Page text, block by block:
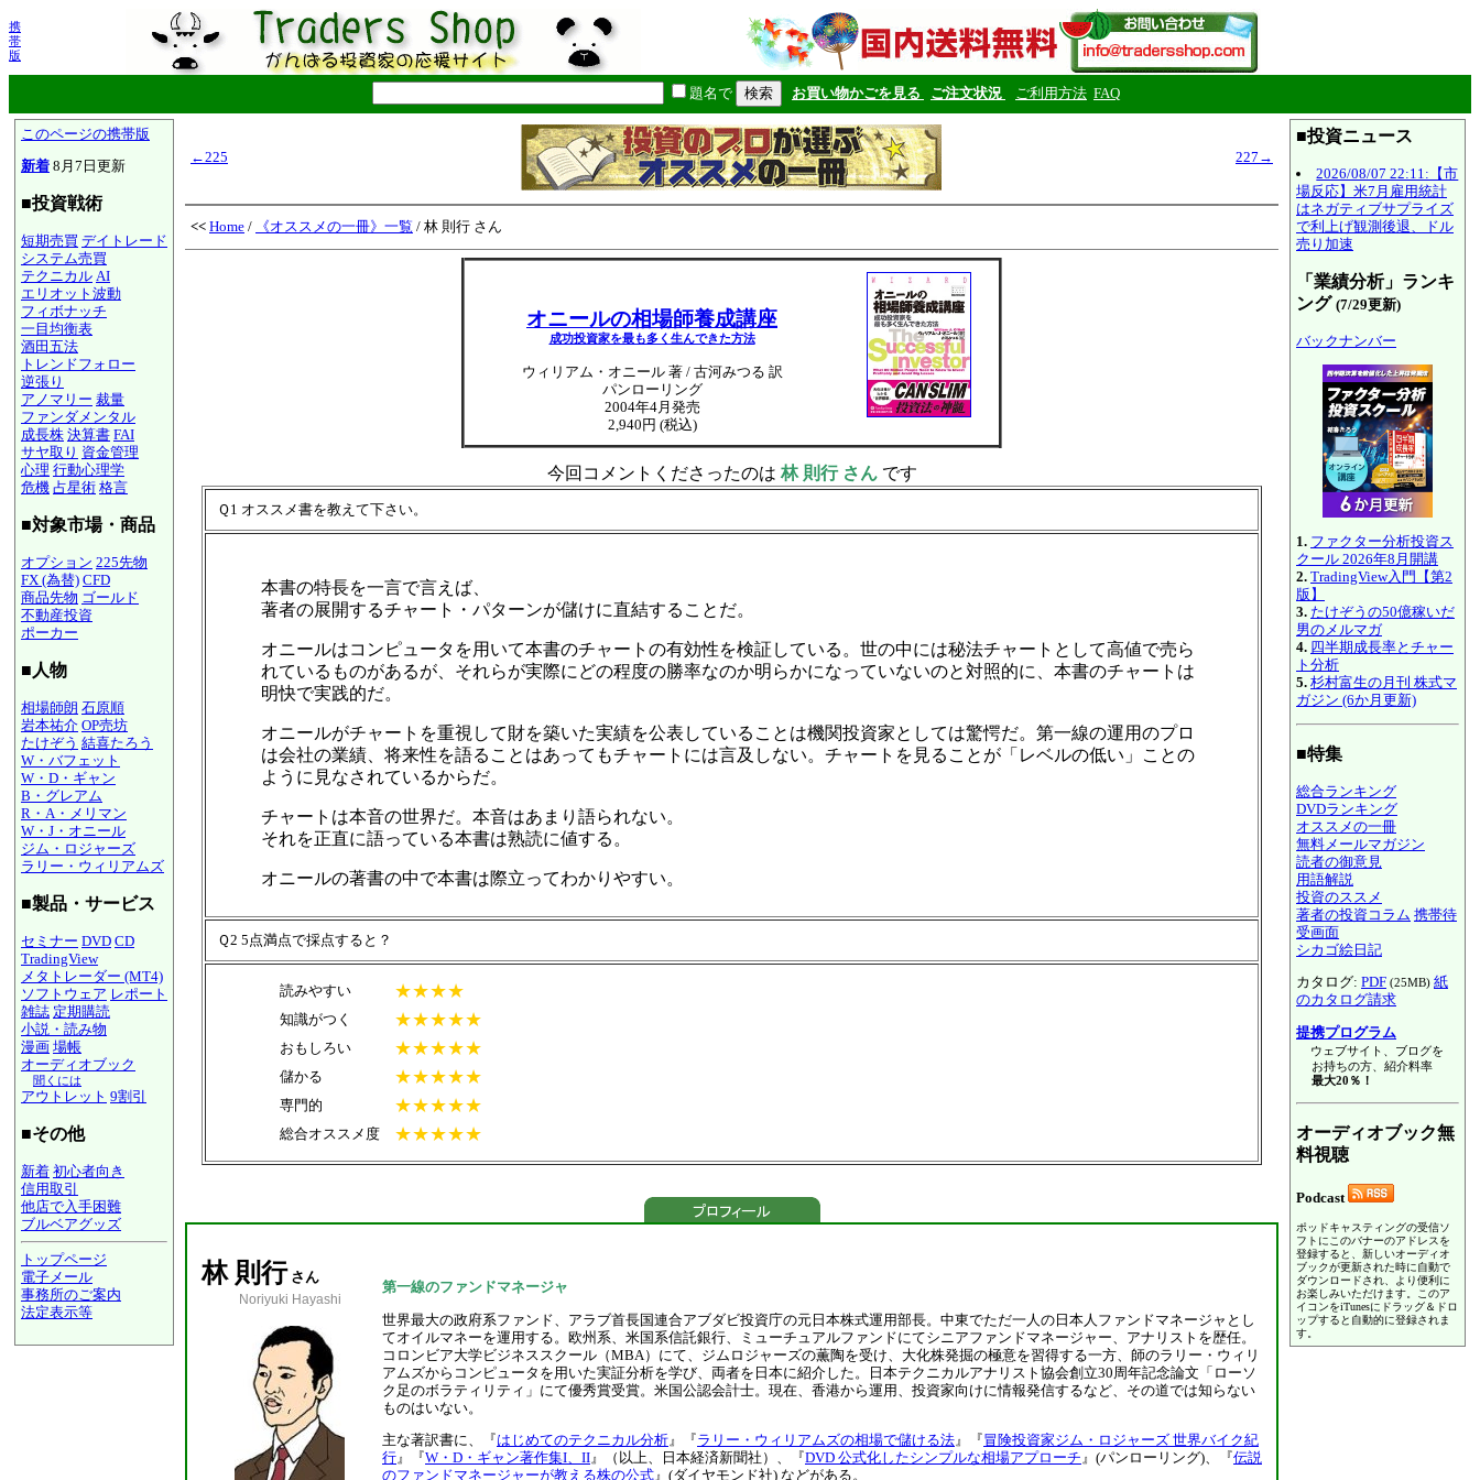
携
帯
版
題名で お買い物かごを見る ご注文状況 ご利用方法 FAQ
このページの携帯版
新着 8月7日更新
■投資戦術
短期売買 デイトレード
システム売買
テクニカル AI
エリオット波動
フィボナッチ
一目均衡表
酒田五法
トレンドフォロー
逆張り
アノマリー 裁量
ファンダメンタル
成長株 決算書 FAI
サヤ取り 資金管理
心理 行動心理学
危機 占星術 格言
■対象市場・商品
オプション 225先物
FX (為替) CFD
商品先物 ゴールド
不動産投資
ポーカー
■人物
相場師朗 石原順
岩本祐介 OP売坊
たけぞう 結喜たろう
W・バフェット
W・D・ギャン
B・グレアム
R・A・メリマン
W・J・オニール
ジム・ロジャーズ
ラリー・ウィリアムズ
■製品・サービス
セミナー DVD CD
TradingView
メタトレーダー (MT4)
ソフトウェア レポート
雑誌 定期購読
小説・読み物
漫画 場帳
オーディオブック
聞くには
アウトレット 9割引
■その他
新着 初心者向き
信用取引
他店で入手困難
ブルベアグッズ
トップページ
電子メール
事務所のご案内
法定表示等
←225 227→
<< Home / 《オススメの一冊》一覧 / 林 則行 さん
オニールの相場師養成講座
成功投資家を最も多く生んできた方法
ウィリアム・オニール 著 / 古河みつる 訳
パンローリング
2004年4月発売
2,940円 (税込)
今回コメントくださったのは 林 則行 さんです
Ｑ1 オススメ書を教えて下さい。
本書の特長を一言で言えば、
著者の展開するチャート・パターンが儲けに直結することだ。
オニールはコンピュータを用いて本書のチャートの有効性を検証している。世の中には秘法チャートとして高値で売ら
れているものがあるが、それらが実際にどの程度の勝率なのか明らかになっていないのと対照的に、本書のチャートは
明快で実践的だ。
オニールがチャートを重視して財を築いた実績を公表していることは機関投資家としては驚愕だ。第一線の運用のプロ
は会社の業績、将来性を語ることはあってもチャートには言及しない。チャートを見ることが「レベルの低い」ことの
ように見なされているからだ。
チャートは本音の世界だ。本音はあまり語られない。
それを正直に語っている本書は熟読に値する。
オニールの著書の中で本書は際立ってわかりやすい。
Ｑ2 5点満点で採点すると？
読みやすい ★★★★
知識がつく ★★★★★
おもしろい ★★★★★
儲かる ★★★★★
専門的 ★★★★★
総合オススメ度 ★★★★★
林 則行 さん
Noriyuki Hayashi
第一線のファンドマネージャ
世界最大の政府系ファンド、アラブ首長国連合アブダビ投資庁の元日本株式運用部長。中東でただ一人の日本人ファンドマネージャとし
てオイルマネーを運用する。欧州系、米国系信託銀行、ミューチュアルファンドにてシニアファンドマネージャー、アナリストを歴任。
コロンビア大学ビジネススクール（MBA）にて、ジムロジャーズの薫陶を受け、大化株発掘の極意を習得する一方、師のラリー・ウィリ
アムズからコンピュータを用いた実証分析を学び、両者を日本に紹介した。日本テクニカルアナリスト協会創立30周年記念論文「ローソ
ク足のボラティリティ」にて優秀賞受賞。米国公認会計士。現在、香港から運用、投資家向けに情報発信するなど、その道では知らない
ものはいない。
主な著訳書に、『はじめてのテクニカル分析 』『ラリー・ウィリアムズの相場で儲ける法 』『冒険投資家ジム・ロジャーズ 世界バイク紀
行 』『W・D・ギャン著作集I、II 』（以上、日本経済新聞社）、『DVD 公式化したシンプルな相場アプローチ 』(パンローリング)、『伝説
のファンドマネージャーが教える株の公式 』(ダイヤモンド社) などがある。
■投資ニュース
2026/08/07 22:11:【市
場反応】米7月雇用統計
はネガティブサプライズ
で利上げ観測後退、ドル
売り加速
「業績分析」ランキ
ング (7/29更新)
バックナンバー
1. ファクター分析投資ス
クール 2026年8月開講
2. TradingView入門【第2
版】
3. たけぞうの50億稼いだ
男のメルマガ
4. 四半期成長率とチャー
ト分析
5. 杉村富生の月刊 株式マ
ガジン (6か月更新)
■特集
総合ランキング
DVDランキング
オススメの一冊
無料メールマガジン
読者の御意見
用語解説
投資のススメ
著者の投資コラム 携帯待
受画面
シカゴ絵日記
カタログ: PDF (25MB) 紙
のカタログ請求
提携プログラム
ウェブサイト、ブログを
お持ちの方、紹介料率
最大20％！
オーディオブック無
料視聴
Podcast
ポッドキャスティングの受信ソ
フトにこのバナーのアドレスを
登録すると、新しいオーディオ
ブックが更新された時に自動で
ダウンロードされ、より便利に
お楽しみいただけます。このア
イコンをiTunesにドラッグ＆ドロ
ップすると自動的に登録されま
す。